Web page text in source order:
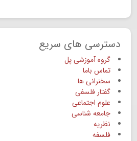
دسترسی های سریع
گروه آموزشی پل
تماس باما
سخنرانی ها
گفتار فلسفی
علوم اجتماعی
جامعه شناسی
نظریه
فلسفه